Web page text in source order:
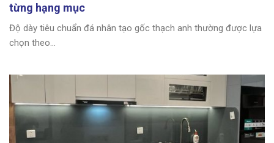
từng hạng mục
Độ dày tiêu chuẩn đá nhân tạo gốc thạch anh thường được lựa
chọn theo...